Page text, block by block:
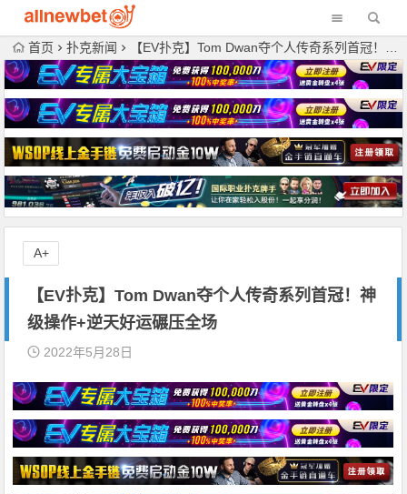
首页 扑克新闻 【EV扑克】Tom Dwan夺个人传奇系列首冠！神级操作+逆天好运碾压全场
【EV扑克】Tom Dwan夺个人传奇系列首冠！神
级操作+逆天好运碾压全场
2022年5月28日
A+